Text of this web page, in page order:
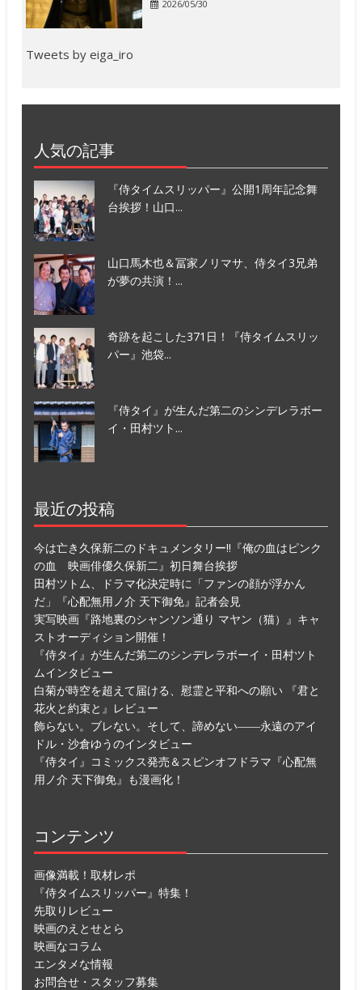
2026/05/30
Tweets by eiga_iro
人気の記事
『侍タイムスリッパー』公開1周年記念舞
台挨拶！山口...
山口馬木也＆冨家ノリマサ、侍タイ3兄弟
が夢の共演！...
奇跡を起こした371日！『侍タイムスリッ
パー』池袋...
『侍タイ』が生んだ第二のシンデレラボー
イ・田村ツト...
最近の投稿
今は亡き久保新二のドキュメンタリー!!『俺の血はピンク
の血 映画俳優久保新二』初日舞台挨拶
田村ツトム、ドラマ化決定時に「ファンの顔が浮かん
だ」『心配無用ノ介 天下御免』記者会見
実写映画『路地裏のシャンソン通り マヤン（猫）』キャ
ストオーディション開催！
『侍タイ』が生んだ第二のシンデレラボーイ・田村ツト
ムインタビュー
白菊が時空を超えて届ける、慰霊と平和への願い 『君と
花火と約束と』レビュー
飾らない。ブレない。そして、諦めない――永遠のアイ
ドル・沙倉ゆうのインタビュー
『侍タイ』コミックス発売＆スピンオフドラマ『心配無
用ノ介 天下御免』も漫画化！
コンテンツ
画像満載！取材レポ
『侍タイムスリッパー』特集！
先取りレビュー
映画のえとせとら
映画なコラム
エンタメな情報
お問合せ・スタッフ募集